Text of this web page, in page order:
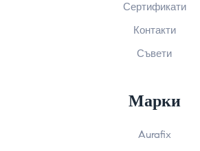
Сертификати
Контакти
Съвети
Марки
Aurafix